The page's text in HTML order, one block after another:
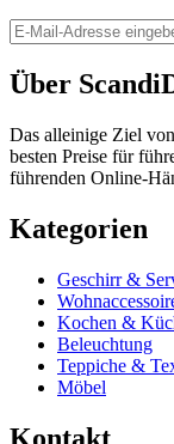
Über
Das alleinige Ziel
besten Preise für
führenden Online-
Kategorien
Geschirr &
Kochen &
Beleuchtung
Teppiche &
Möbel
Kontakt